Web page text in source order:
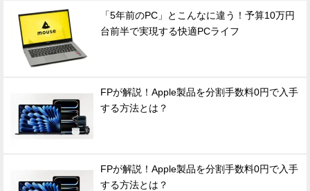
「5年前のPC」とこんなに違う！予算10万円
台前半で実現する快適PCライフ
FPが解説！Apple製品を分割手数料0円で入手
する方法とは？
FPが解説！Apple製品を分割手数料0円で入手
する方法とは？